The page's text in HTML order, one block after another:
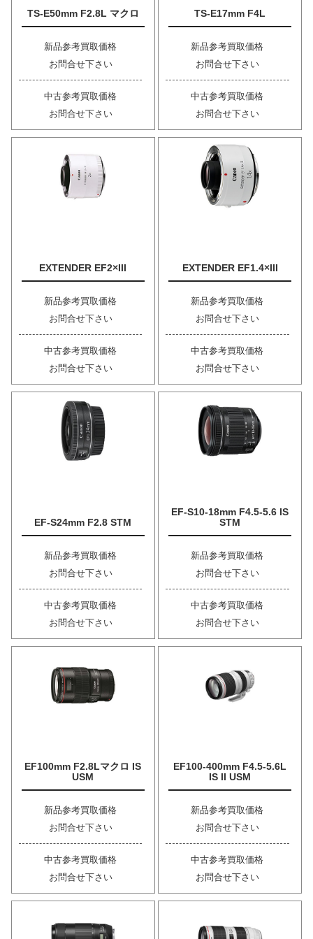
TS-E50mm F2.8L マクロ
新品参考買取価格
お問合せ下さい
中古参考買取価格
お問合せ下さい
TS-E17mm F4L
新品参考買取価格
お問合せ下さい
中古参考買取価格
お問合せ下さい
EXTENDER EF2×III
新品参考買取価格
お問合せ下さい
中古参考買取価格
お問合せ下さい
EXTENDER EF1.4×III
新品参考買取価格
お問合せ下さい
中古参考買取価格
お問合せ下さい
EF-S24mm F2.8 STM
新品参考買取価格
お問合せ下さい
中古参考買取価格
お問合せ下さい
EF-S10-18mm F4.5-5.6 IS
STM
新品参考買取価格
お問合せ下さい
中古参考買取価格
お問合せ下さい
EF100mm F2.8Lマクロ IS
USM
新品参考買取価格
お問合せ下さい
中古参考買取価格
お問合せ下さい
EF100-400mm F4.5-5.6L
IS II USM
新品参考買取価格
お問合せ下さい
中古参考買取価格
お問合せ下さい